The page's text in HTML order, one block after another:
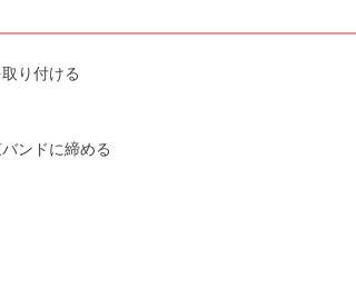
り付ける
ンドに締める